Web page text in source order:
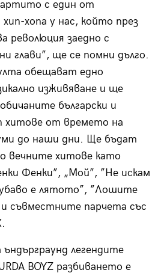
с един от
хопа у нас, който през
революция заедно с
глави”, ще се помни дълго.
обещават едно
изживяване и ще
български и
хитове от времето на
до наши дни. Ще бъдат
вечните хитове като
Фенки”, „Мой”, ”Не искам
е лятото”, ”Лошите
съвместните парчета със
легендите
BOYZ разбиването е